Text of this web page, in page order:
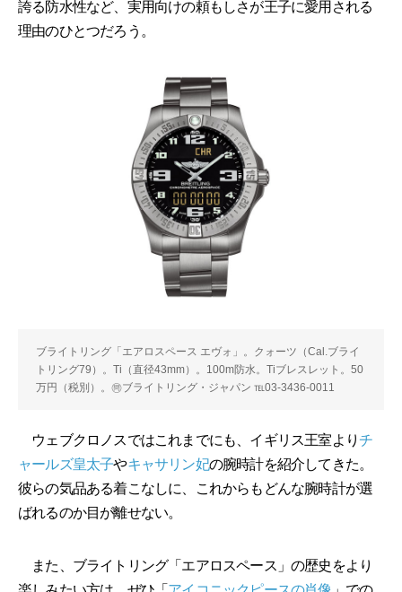
誇る防水性など、実用向けの頼もしさが王子に愛用される
理由のひとつだろう。
ブライトリング「エアロスペース エヴォ」。クォーツ（Cal.ブライ
トリング79）。Ti（直径43mm）。100m防水。Tiブレスレット。50
万円（税別）。㉄ブライトリング・ジャパン ℡03-3436-0011
ウェブクロノスではこれまでにも、イギリス王室よりチ
ャールズ皇太子やキャサリン妃の腕時計を紹介してきた。
彼らの気品ある着こなしに、これからもどんな腕時計が選
ばれるのか目が離せない。
また、ブライトリング「エアロスペース」の歴史をより